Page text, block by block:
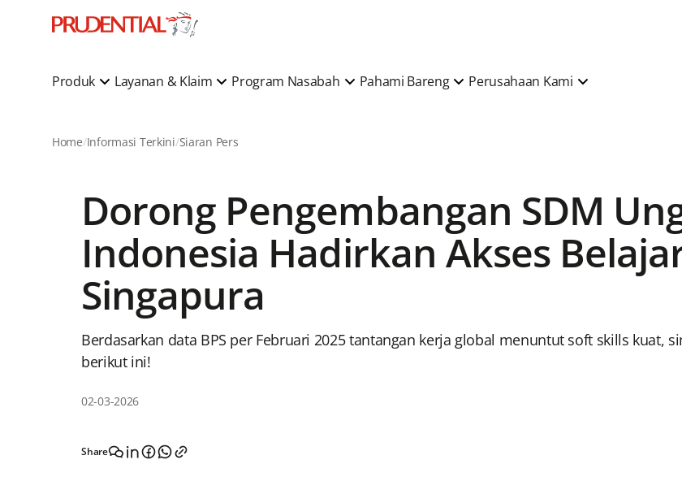
Produk Layanan & Klaim Program Nasabah Pahami Bareng Perusahaan Kami
Home Informasi Terkini Siaran Pers
Dorong Pengembangan SDM
Indonesia Hadirkan Akses
Singapura
Berdasarkan data BPS per Februari 2025 tantangan kerja global menuntut soft skills kuat,
berikut ini!
02-03-2026
Share